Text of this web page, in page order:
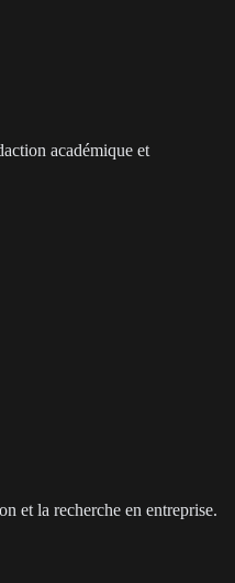
académique et
et la recherche en entreprise.